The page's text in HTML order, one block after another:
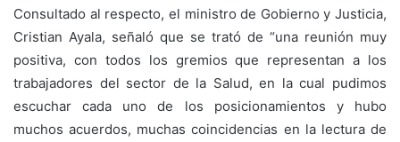
Consultado al respecto, el ministro de Gobierno y Justicia,
Cristian Ayala, señaló que se trató de “una reunión muy
positiva, con todos los gremios que representan a los
trabajadores del sector de la Salud, en la cual pudimos
escuchar cada uno de los posicionamientos y hubo
muchos acuerdos, muchas coincidencias en la lectura de